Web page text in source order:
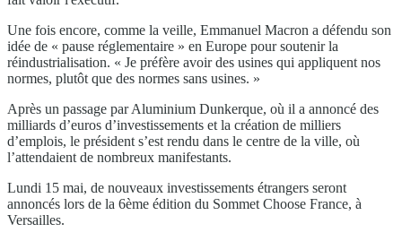
Une fois encore, comme la veille, Emmanuel Macron a défendu son
idée de « pause réglementaire » en Europe pour soutenir la
réindustrialisation. « Je préfère avoir des usines qui appliquent nos
normes, plutôt que des normes sans usines. »
Après un passage par Aluminium Dunkerque, où il a annoncé des
milliards d’euros d’investissements et la création de milliers
d’emplois, le président s’est rendu dans le centre de la ville, où
l’attendaient de nombreux manifestants.
Lundi 15 mai, de nouveaux investissements étrangers seront
annoncés lors de la 6ème édition du Sommet Choose France, à
Versailles.